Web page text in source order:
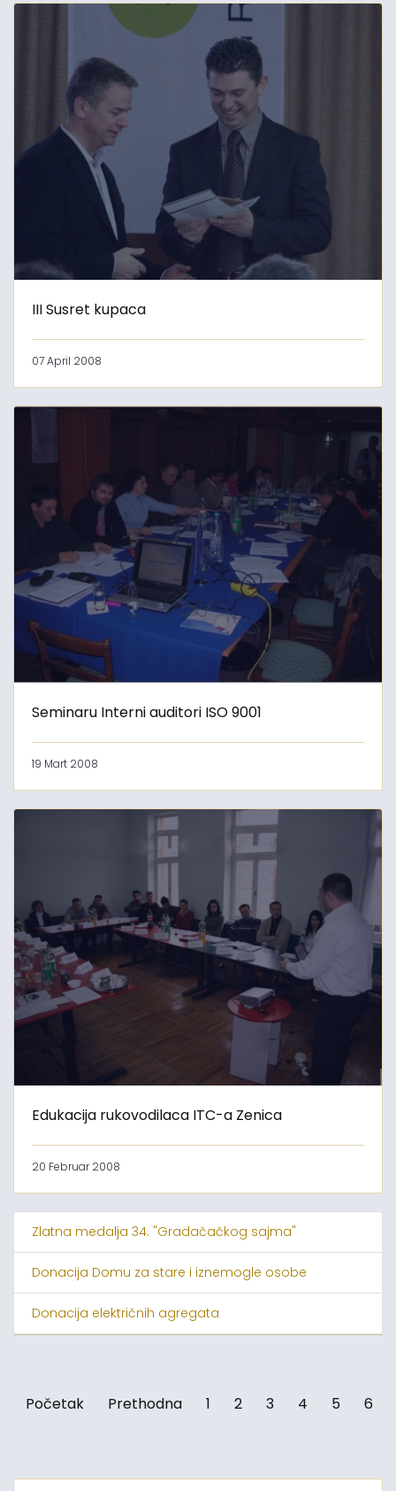
III Susret kupaca
07 April 2008
Seminaru Interni auditori ISO 9001
19 Mart 2008
Edukacija rukovodilaca ITC-a Zenica
20 Februar 2008
Zlatna medalja 34. "Gradačačkog sajma"
Donacija Domu za stare i iznemogle osobe
Donacija električnih agregata
Početak Prethodna 1 2 3 4 5 6